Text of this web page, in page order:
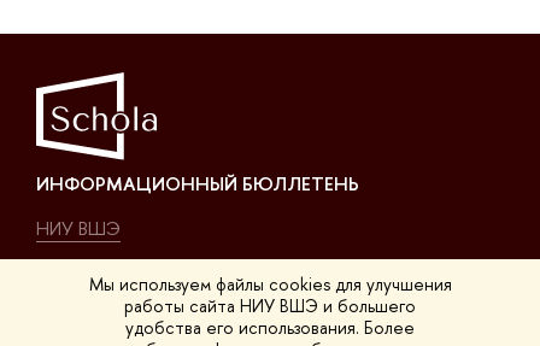
Мы используем файлы cookies для улучшения
работы сайта НИУ ВШЭ и большего
удобства его использования. Более
ИНФОРМАЦИОННЫЙ БЮЛЛЕТЕНЬ
НИУ ВШЭ
КОНТАКТЫ